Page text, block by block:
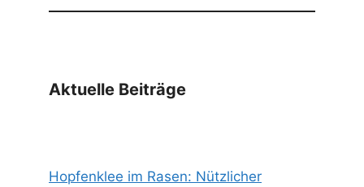
Aktuelle Beiträge
Hopfenklee im Rasen: Nützlicher